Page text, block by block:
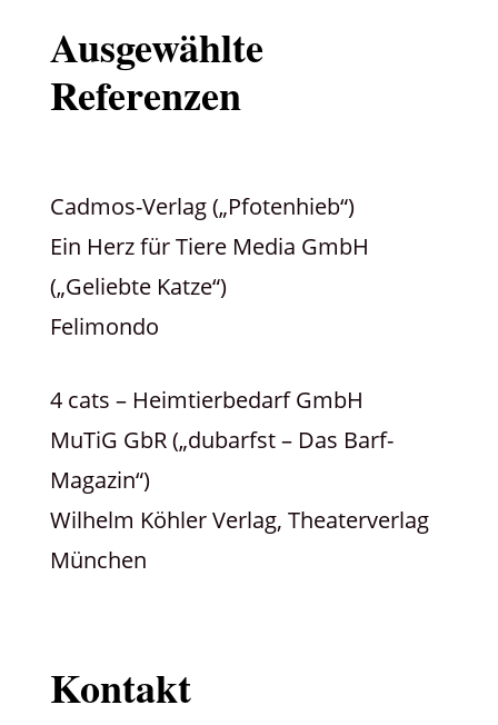
Ausgewählte
Referenzen
Cadmos-Verlag („Pfotenhieb“)
Ein Herz für Tiere Media GmbH
(„Geliebte Katze“)
Felimondo
4 cats – Heimtierbedarf GmbH
MuTiG GbR („dubarfst – Das Barf-
Magazin“)
Wilhelm Köhler Verlag, Theaterverlag
München
Kontakt